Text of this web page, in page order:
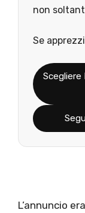
non
Se
L’annuncio